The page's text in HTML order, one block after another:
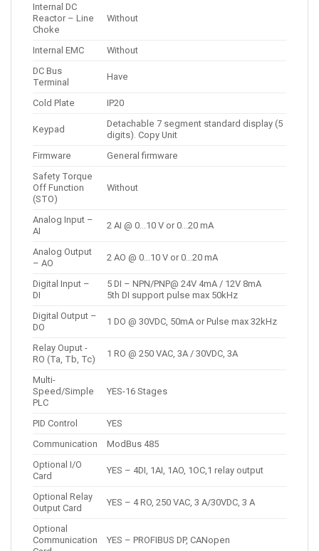
Internal DC
Reactor – Line
Choke
Without
Internal EMC
Without
DC Bus
Terminal
Have
Cold Plate IP20
Keypad
Detachable 7 segment standard display (5
digits). Copy Unit
Firmware
General firmware
Safety Torque
Off Function
(STO)
Without
Analog Input –
AI
2 AI @ 0…10 V or 0…20 mA
Analog Output
– AO
2 AO @ 0…10 V or 0…20 mA
Digital Input –
DI
5 DI – NPN/PNP@ 24V 4mA / 12V 8mA
5th DI support pulse max 50kHz
Digital Output –
DO
1 DO @ 30VDC, 50mA or Pulse max 32kHz
Relay Ouput -
RO (Ta, Tb, Tc)
1 RO @ 250 VAC, 3A / 30VDC, 3A
Multi-
Speed/Simple
PLC
YES-16 Stages
PID Control
YES
Communication
ModBus 485
Optional I/O
Card
YES – 4DI, 1AI, 1AO, 1OC,1 relay output
Optional Relay
Output Card
YES – 4 RO, 250 VAC, 3 A/30VDC, 3 A
Optional
Communication
YES – PROFIBUS DP, CANopen